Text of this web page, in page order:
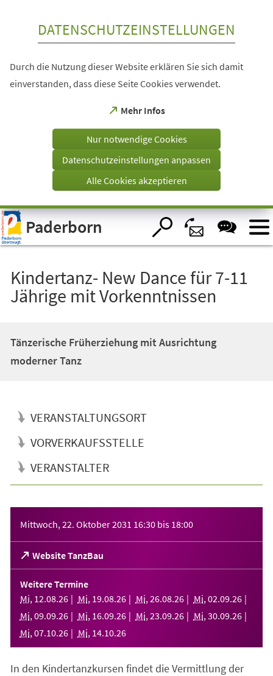
Visuelle
Assistenzsoftware
öffnen.
DATENSCHUTZEINSTELLUNGEN
Durch die Nutzung dieser Website erklären Sie sich damit
einverstanden, dass diese Seite Cookies verwendet.
Mehr Infos
(Öffnet
einem
Tab)
Nur notwendige Cookies
Datenschutzeinstellungen anpassen
Alle Cookies akzeptieren
Paderborn
Kindertanz- New Dance für 7-11
Jährige mit Vorkenntnissen
Tänzerische Früherziehung mit Ausrichtung
moderner Tanz
VERANSTALTUNGSORT
VORVERKAUFSSTELLE
VERANSTALTER
Mittwoch, 22. Oktober 2031 16:30 bis 18:00
Website TanzBau
(Öffnet
in
einem
neuen
Tab)
Weitere Termine
Mi, 12.08.26 Mi, 19.08.26 Mi, 26.08.26 Mi, 02.09.26
Mi, 09.09.26 Mi, 16.09.26 Mi, 23.09.26 Mi, 30.09.26
Mi, 07.10.26 Mi, 14.10.26
In den Kindertanzkursen findet die Vermittlung der